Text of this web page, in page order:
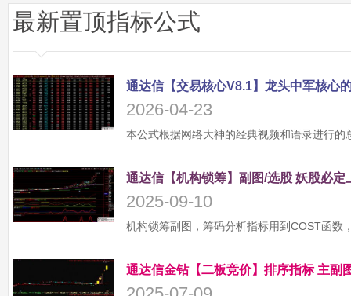
最新置顶指标公式
2026-04-23
2025-09-10